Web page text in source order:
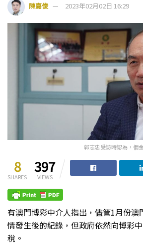
陳嘉俊 2023年02月02日 16:29
郭志忠受訪時認為，佣
8
SHARES
397
VIEWS
有澳門博彩中介人指出，儘管1月份澳
情發生後的紀錄，但政府依然向博彩
稅。